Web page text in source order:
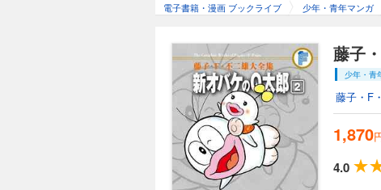
電子書籍・漫画 ブックライブ 少年・青年マンガ
藤子
少年・青
藤子・F
1,870
4.0